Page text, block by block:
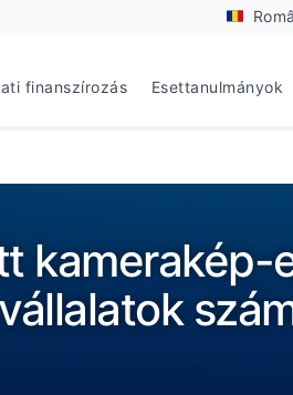
finanszírozás Esettanulmányok
kamerakép-